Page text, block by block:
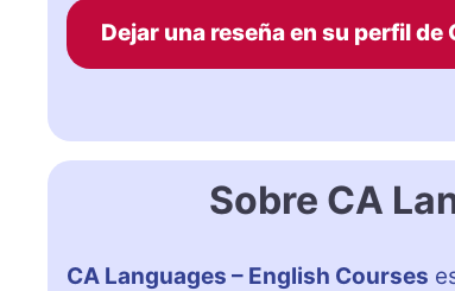
Dejar una reseña en su perfil de
Sobre CA
CA Languages – English Courses